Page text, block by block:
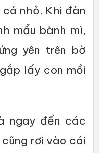
nhỏ. Khi đàn
mẩu bành mì,
yên trên bờ
lấy con mồi
ngay đến các
rơi vào cái